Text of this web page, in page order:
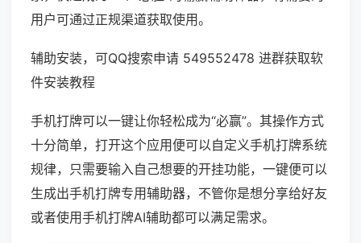
用户可通过正规渠道获取使用。
辅助安装，可QQ搜索申请 549552478 进群获取软
件安装教程
手机打牌可以一键让你轻松成为“必赢”。其操作方式
十分简单，打开这个应用便可以自定义手机打牌系统
规律，只需要输入自己想要的开挂功能，一键便可以
生成出手机打牌专用辅助器，不管你是想分享给好友
或者使用手机打牌AI辅助都可以满足需求。